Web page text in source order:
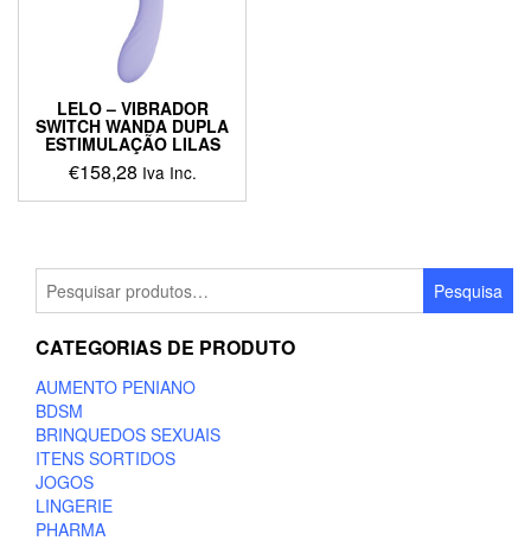
LELO – VIBRADOR
SWITCH WANDA DUPLA
ESTIMULAÇÃO LILAS
€158,28 Iva Inc.
This
multiple
variants.
options
be
on
the
por:
Pesquisa
CATEGORIAS DE PRODUTO
AUMENTO PENIANO
BDSM
BRINQUEDOS SEXUAIS
ITENS SORTIDOS
JOGOS
LINGERIE
PHARMA